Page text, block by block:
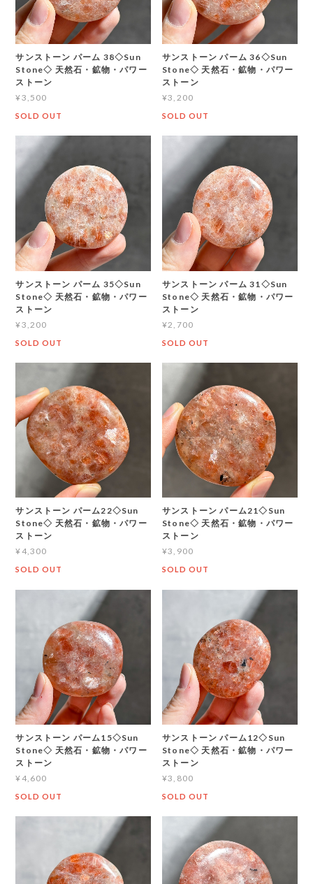
サンストーン パーム 38◇Sun
Stone◇ 天然石・鉱物・パワー
ストーン
¥3,500
SOLD OUT
サンストーン パーム 36◇Sun
Stone◇ 天然石・鉱物・パワー
ストーン
¥3,200
SOLD OUT
サンストーン パーム 35◇Sun
Stone◇ 天然石・鉱物・パワー
ストーン
¥3,200
SOLD OUT
サンストーン パーム 31◇Sun
Stone◇ 天然石・鉱物・パワー
ストーン
¥2,700
SOLD OUT
サンストーン パーム22◇Sun
Stone◇ 天然石・鉱物・パワー
ストーン
¥4,300
SOLD OUT
サンストーン パーム21◇Sun
Stone◇ 天然石・鉱物・パワー
ストーン
¥3,900
SOLD OUT
サンストーン パーム15◇Sun
Stone◇ 天然石・鉱物・パワー
ストーン
¥4,600
SOLD OUT
サンストーン パーム12◇Sun
Stone◇ 天然石・鉱物・パワー
ストーン
¥3,800
SOLD OUT